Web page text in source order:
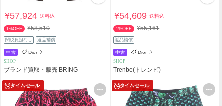
¥57,924送料込
1%OFF ¥58,510
関税負担なし 返品補償
中古 Dior
SHOP
ブランド買取・販売 BRING
¥54,609送料込
1%OFF ¥55,161
返品補償
中古 Dior
SHOP
Trenbe(トレンビ)
タイムセール タイムセール